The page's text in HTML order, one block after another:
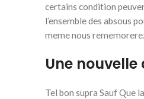
certains condition
l’ensemble des absous
meme nous
Une
Tel bon supra Sauf Que